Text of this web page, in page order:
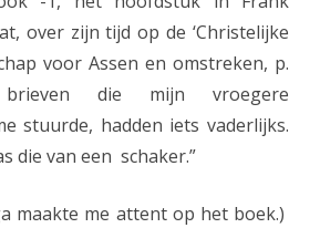
over zijn tijd op de ‘Christelijke
voor Assen en omstreken, p.
brieven die mijn vroegere
stuurde, hadden iets vaderlijks.
die van een schaker.”
maakte me attent op het boek.)